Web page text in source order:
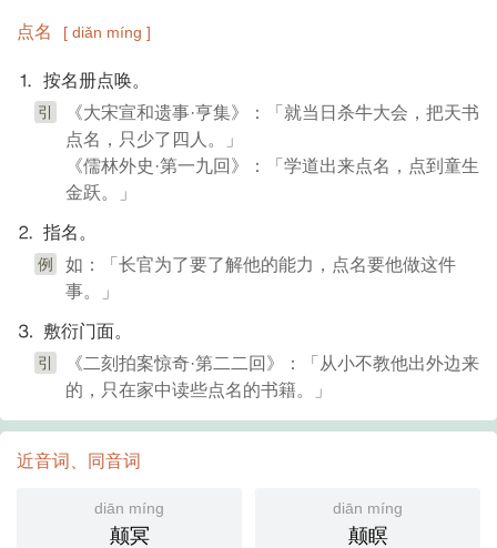
点名 [ diǎn míng ]
⒈ 按名册点唤。
引
《大宋宣和遗事·亨集》：「就当日杀牛大会，把天书
点名，只少了四人。」
《儒林外史·第一九回》：「学道出来点名，点到童生
金跃。」
⒉ 指名。
例
如：「长官为了要了解他的能力，点名要他做这件
事。」
⒊ 敷衍门面。
引
《二刻拍案惊奇·第二二回》：「从小不教他出外边来
的，只在家中读些点名的书籍。」
近音词、同音词
diān míng
颠冥
diān míng
颠瞑